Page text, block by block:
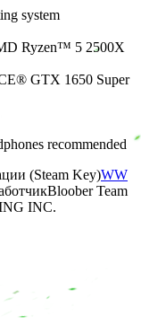
system
Ryzen™ 5 2500X
GTX 1650 Super
recommended
(Steam Key)WW
Bloober Team
INC.